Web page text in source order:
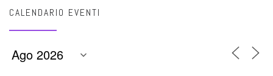
CALENDARIO EVENTI